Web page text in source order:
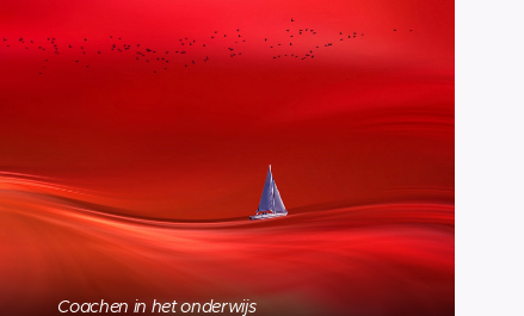
Coachen in het onderwijs